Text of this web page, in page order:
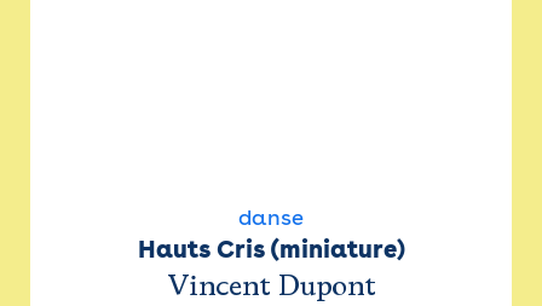
danse
Hauts Cris (miniature)
Vincent Dupont